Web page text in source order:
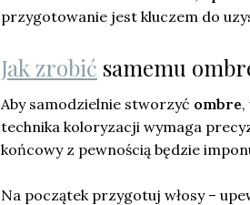
przygotowanie jest kluczem do
Jak zrobić samemu
Aby samodzielnie stworzyć ombre,
technika koloryzacji wymaga
końcowy z pewnością będzie
Na początek przygotuj włosy –